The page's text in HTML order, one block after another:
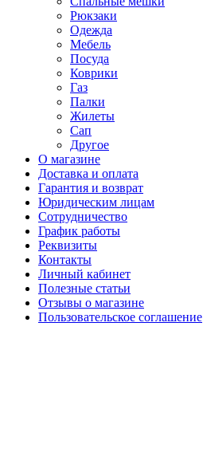
Рюкзаки
Одежда
Мебель
Посуда
Коврики
Газ
Палки
Жилеты
Сап
Другое
О магазине
Доставка и оплата
Гарантия и возврат
Юридическим лицам
Сотрудничество
График работы
Реквизиты
Контакты
Личный кабинет
Полезные статьи
Отзывы о магазине
Пользовательское соглашение